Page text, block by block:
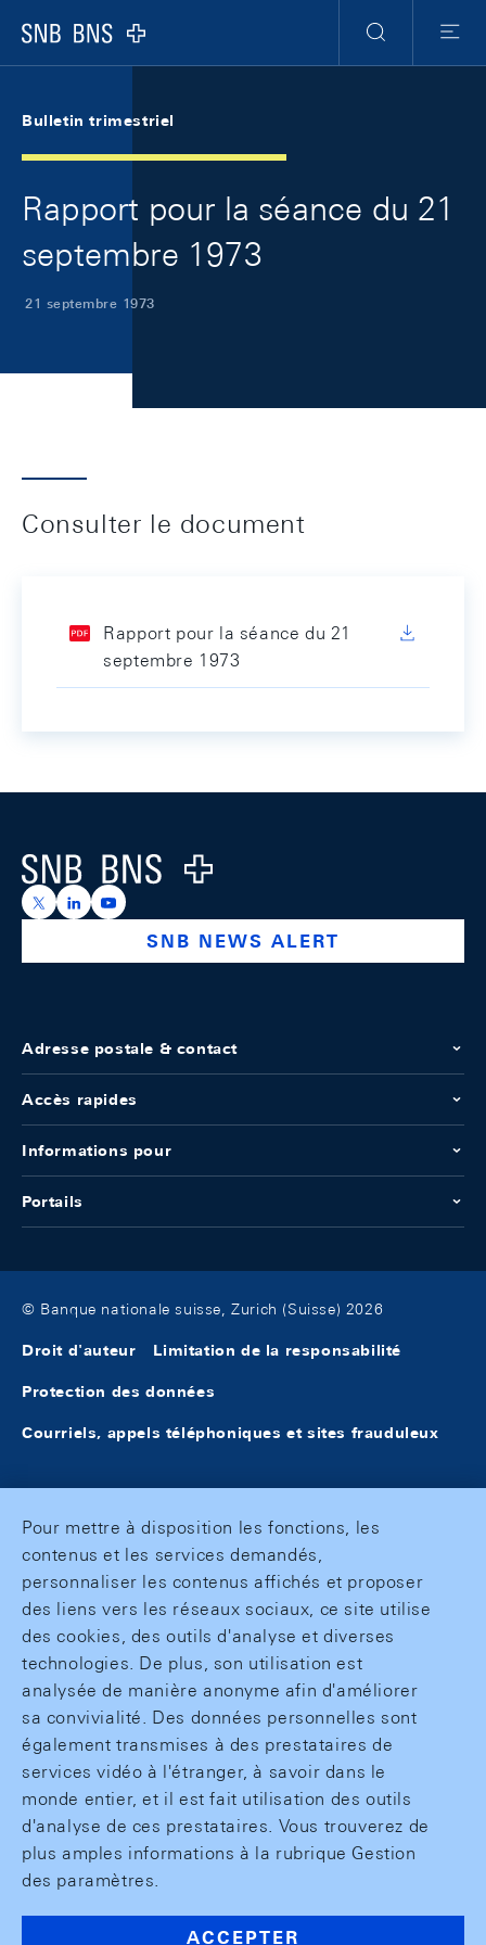
Logo
RechercheMenu
Bulletin trimestriel
Rapport pour la séance du 21
septembre 1973
21 septembre 1973
Consulter le document
Rapport pour la séance du 21
septembre 1973
Logo
https://x.com/snb_bns
https://ch.linkedin.com/company/swiss-national-
https://www.youtube.com/@swissnationalbank
SNB NEWS ALERT
Adresse postale & contact
Accès rapides
Informations pour
Portails
© Banque nationale suisse, Zurich (Suisse) 2026
Droit d'auteur Limitation de la responsabilité
Protection des données
Courriels, appels téléphoniques et sites frauduleux
Pour mettre à disposition les fonctions, les
contenus et les services demandés,
personnaliser les contenus affichés et proposer
des liens vers les réseaux sociaux, ce site utilise
des cookies, des outils d'analyse et diverses
technologies. De plus, son utilisation est
analysée de manière anonyme afin d'améliorer
sa convivialité. Des données personnelles sont
également transmises à des prestataires de
services vidéo à l'étranger, à savoir dans le
monde entier, et il est fait utilisation des outils
d'analyse de ces prestataires. Vous trouverez de
plus amples informations à la rubrique Gestion
des paramètres.
ACCEPTER